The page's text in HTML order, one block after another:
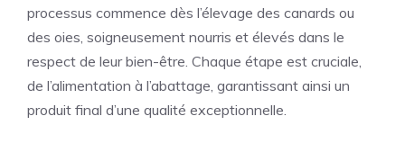
processus commence dès l’élevage des canards ou
des oies, soigneusement nourris et élevés dans le
respect de leur bien-être. Chaque étape est cruciale,
de l’alimentation à l’abattage, garantissant ainsi un
produit final d’une qualité exceptionnelle.